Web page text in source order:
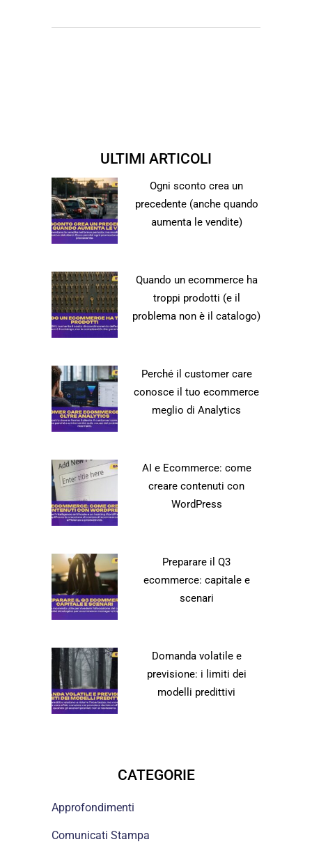
ULTIMI ARTICOLI
Ogni sconto crea un
precedente (anche quando
aumenta le vendite)
Quando un ecommerce ha
troppi prodotti (e il
problema non è il catalogo)
Perché il customer care
conosce il tuo ecommerce
meglio di Analytics
AI e Ecommerce: come
creare contenuti con
WordPress
Preparare il Q3
ecommerce: capitale e
scenari
Domanda volatile e
previsione: i limiti dei
modelli predittivi
CATEGORIE
Approfondimenti
Comunicati Stampa